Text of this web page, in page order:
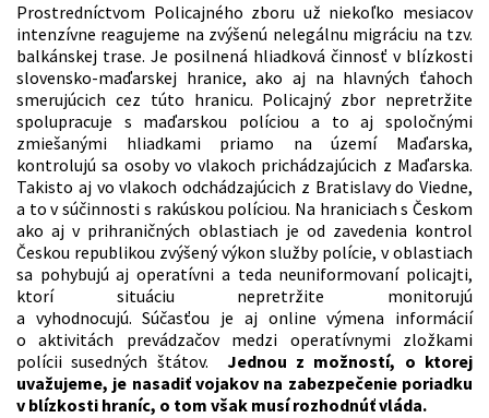
Prostredníctvom Policajného zboru už niekoľko mesiacov
intenzívne reagujeme na zvýšenú nelegálnu migráciu na tzv.
balkánskej trase. Je posilnená hliadková činnosť v blízkosti
slovensko-maďarskej hranice, ako aj na hlavných ťahoch
smerujúcich cez túto hranicu. Policajný zbor nepretržite
spolupracuje s maďarskou políciou a to aj spoločnými
zmiešanými hliadkami priamo na území Maďarska,
kontrolujú sa osoby vo vlakoch prichádzajúcich z Maďarska.
Takisto aj vo vlakoch odchádzajúcich z Bratislavy do Viedne,
a to v súčinnosti s rakúskou políciou. Na hraniciach s Českom
ako aj v prihraničných oblastiach je od zavedenia kontrol
Českou republikou zvýšený výkon služby polície, v oblastiach
sa pohybujú aj operatívni a teda neuniformovaní policajti,
ktorí situáciu nepretržite monitorujú
a vyhodnocujú. Súčasťou je aj online výmena informácií
o aktivitách prevádzačov medzi operatívnymi zložkami
polícii susedných štátov. Jednou z možností, o ktorej
uvažujeme, je nasadiť vojakov na zabezpečenie poriadku
v blízkosti hraníc, o tom však musí rozhodnúť vláda.